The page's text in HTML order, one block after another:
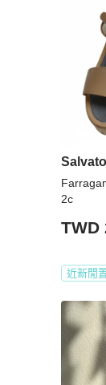
2c
TWD
近新閒